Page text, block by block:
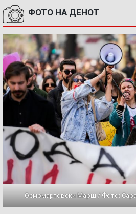
ФОТО НА ДЕНОТ
Осмомартовски Марш / Фото: Сара